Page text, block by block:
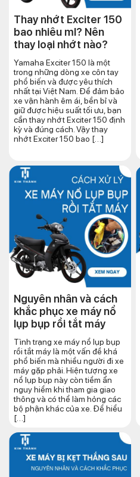
Thay nhớt Exciter 150
bao nhiêu ml? Nên
thay loại nhớt nào?
Yamaha Exciter 150 là một
trong những dòng xe côn tay
phổ biến và được yêu thích
nhất tại Việt Nam. Để đảm bảo
xe vận hành êm ái, bền bỉ và
giữ được hiệu suất tối ưu, bạn
cần thay nhớt Exciter 150 định
kỳ và đúng cách. Vậy thay
nhớt Exciter 150 bao […]
Nguyên nhân và cách
khắc phục xe máy nổ
lụp bụp rồi tắt máy
Tình trạng xe máy nổ lụp bụp
rồi tắt máy là một vấn đề khá
phổ biến mà nhiều người đi xe
máy gặp phải. Hiện tượng xe
nổ lụp bụp này còn tiềm ẩn
nguy hiểm khi tham gia giao
thông và có thể làm hỏng các
bộ phận khác của xe. Để hiểu
[…]